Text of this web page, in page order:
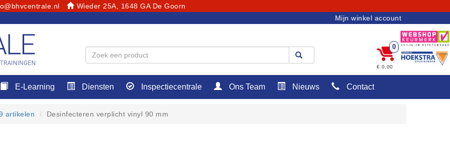
Wieder 25A, 1648 GA De Goorn
Mijn winkel account
0
€ 0,00
E-Learning Diensten Inspectiecentrale Ons Team Nieuws Contact
artikelen Desinfecteren verplicht vinyl 90 mm